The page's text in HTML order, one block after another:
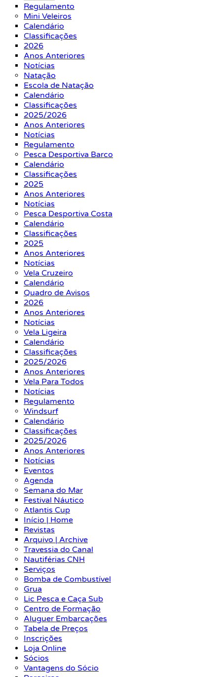
Regulamento
Mini Veleiros
Calendário
Classificações
2026
Anos Anteriores
Notícias
Natação
Escola de Natação
Calendário
Classificações
2025/2026
Anos Anteriores
Notícias
Regulamento
Pesca Desportiva Barco
Calendário
Classificações
2025
Anos Anteriores
Notícias
Pesca Desportiva Costa
Calendário
Classificações
2025
Anos Anteriores
Notícias
Vela Cruzeiro
Calendário
Quadro de Avisos
2026
Anos Anteriores
Notícias
Vela Ligeira
Calendário
Classificações
2025/2026
Anos Anteriores
Vela Para Todos
Notícias
Regulamento
Windsurf
Calendário
Classificações
2025/2026
Anos Anteriores
Notícias
Eventos
Agenda
Semana do Mar
Festival Náutico
Atlantis Cup
Início | Home
Revistas
Arquivo | Archive
Travessia do Canal
Nautiférias CNH
Serviços
Bomba de Combustível
Grua
Lic Pesca e Caça Sub
Centro de Formação
Aluguer Embarcações
Tabela de Preços
Inscrições
Loja Online
Sócios
Vantagens do Sócio